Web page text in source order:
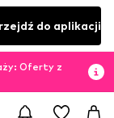
do aplikacji
Oferty z